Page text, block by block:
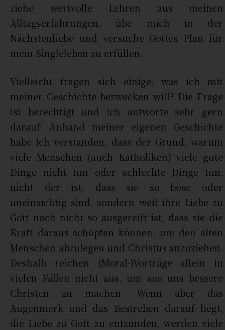
ziehe wertvolle Lehren aus meinen
Alltagserfahrungen, übe mich in der
Nächstenliebe und versuche Gottes Plan für
mein Singleleben zu erfüllen.
Vielleicht fragen sich einige, was ich mit
meiner Geschichte bezwecken will? Die Frage
ist berechtigt und ich antworte sehr gern
darauf: Anhand meiner eigenen Geschichte
habe ich verstanden, dass der Grund, warum
viele Menschen (auch Katholiken) viele gute
Dinge nicht tun oder schlechte Dinge tun,
nicht der ist, dass sie so böse oder
uneinsichtig sind, sondern weil ihre Liebe zu
Gott noch nicht so ausgereift ist, dass sie die
Kraft daraus schöpfen können, um den alten
Menschen abzulegen und Christus anzuziehen.
Deshalb reichen (Moral-)Vorträge allein in
vielen Fällen nicht aus, um aus uns bessere
Christen zu machen. Wenn aber das
Augenmerk und das Bestreben darauf liegt,
die Liebe zu Gott zu entzünden, werden viele